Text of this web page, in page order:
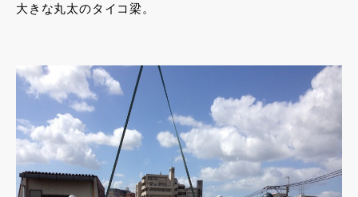
大きな丸太のタイコ梁。